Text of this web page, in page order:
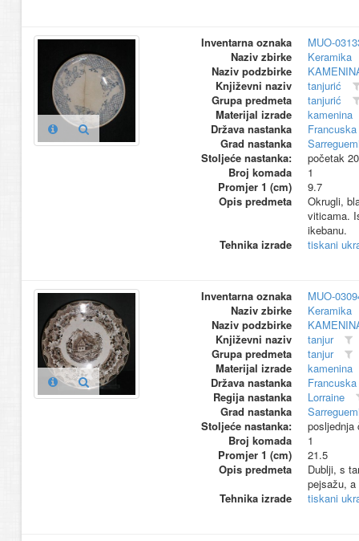
Inventarna oznaka
MUO-
Naziv zbirke
Keramika
Naziv podzbirke
Književni naziv
tanjurić
Grupa predmeta
tanjurić
Materijal izrade
kamenina
Država nastanka
Francuska
Grad nastanka
Stoljeće nastanka:
početak 20
Broj komada
1
Promjer 1 (cm)
9.7
Opis predmeta
Okrugli,
viticama.
ikebanu.
Tehnika izrade
tiskani
Inventarna oznaka
MUO-
Naziv zbirke
Keramika
Naziv podzbirke
Književni naziv
tanjur
Grupa predmeta
tanjur
Materijal izrade
kamenina
Država nastanka
Francuska
Regija nastanka
Lorraine
Grad nastanka
Stoljeće nastanka:
posljednja
Broj komada
1
Promjer 1 (cm)
21.5
Opis predmeta
Dublji, s
pejsažu,
Tehnika izrade
tiskani